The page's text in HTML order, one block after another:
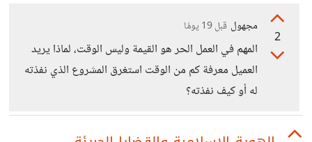
2
مجهول قبل 19 يومًا
المهم في العمل الحر هو القيمة وليس الوقت، لماذا يريد
العميل معرفة كم من الوقت استغرق المشروع الذي نفذته
له أو كيف نفذته؟